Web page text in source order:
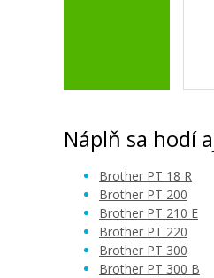
Náplň sa hodí
Brother PT 18 R
Brother PT 200
Brother PT 210 E
Brother PT 220
Brother PT 300
Brother PT 300 B